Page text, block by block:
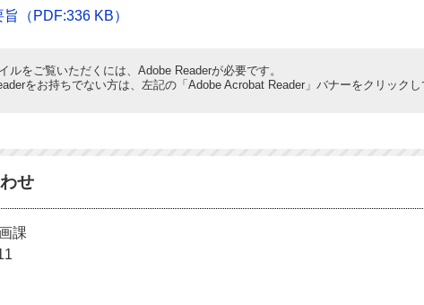
（PDF:336 KB）
ルをご覧いただくには、Adobe Readerが必要です。
をお持ちでない方は、左記の「Adobe Acrobat Reader」バナーをクリック
せ
課